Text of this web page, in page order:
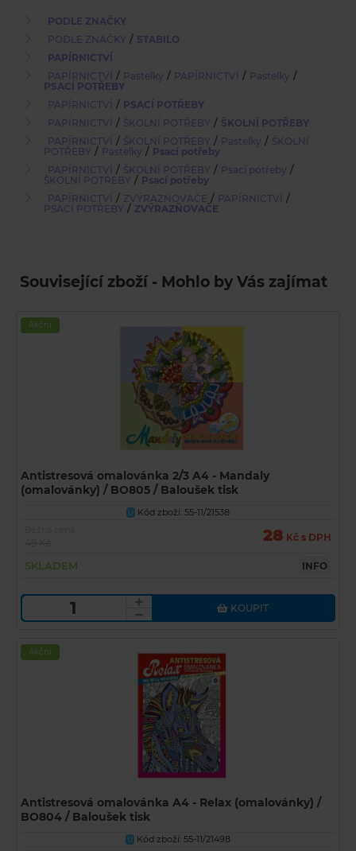
PODLE ZNAČKY
PODLE ZNAČKY / STABILO
PAPÍRNICTVÍ
PAPÍRNICTVÍ / Pastelky / PAPÍRNICTVÍ / Pastelky /
PSACÍ POTŘEBY
PAPÍRNICTVÍ / PSACÍ POTŘEBY
PAPÍRNICTVÍ / ŠKOLNÍ POTŘEBY / ŠKOLNÍ POTŘEBY
PAPÍRNICTVÍ / ŠKOLNÍ POTŘEBY / Pastelky / ŠKOLNÍ
POTŘEBY / Pastelky / Psací potřeby
PAPÍRNICTVÍ / ŠKOLNÍ POTŘEBY / Psací potřeby /
ŠKOLNÍ POTŘEBY / Psací potřeby
PAPÍRNICTVÍ / ZVÝRAZŇOVAČE / PAPÍRNICTVÍ /
PSACÍ POTŘEBY / ZVÝRAZŇOVAČE
Související zboží - Mohlo by Vás zajímat
Akční
Antistresová omalovánka 2/3 A4 - Mandaly
(omalovánky) / BO805 / Baloušek tisk
U
Kód zboží: 55-11/21538
28 Kč s DPH
SKLADEM INFO
KOUPIT
Akční
Antistresová omalovánka A4 - Relax (omalovánky) /
BO804 / Baloušek tisk
U
Kód zboží: 55-11/21498